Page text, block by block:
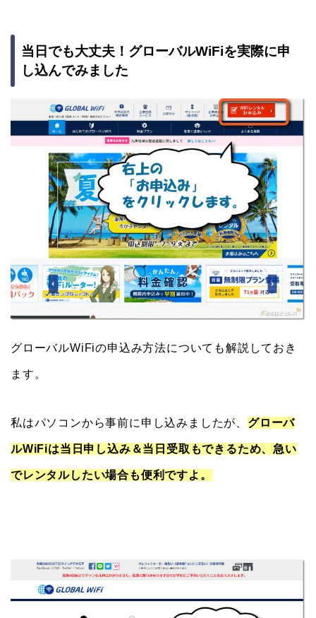
当日でも大丈夫！グローバルWiFiを実際に申
し込んでみました
グローバルWiFiの申込み方法についても解説しておき
ます。
私はパソコンから事前に申し込みましたが、 グローバ
ルWiFiは当日申し込み＆当日受取もできるため、急い
でレンタルしたい場合も便利ですよ。